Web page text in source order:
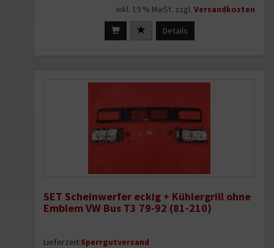
inkl. 19 % MwSt. zzgl. Versandkosten
Details
SET Scheinwerfer eckig + Kühlergrill ohne
Emblem VW Bus T3 79-92 (81-210)
Lieferzeit:Sperrgutversand